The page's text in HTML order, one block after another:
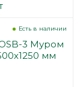
Есть в наличии